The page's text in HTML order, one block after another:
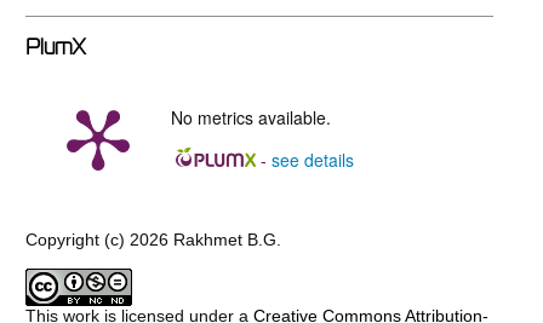
PlumX
No metrics available.
- see details
Copyright (c) 2026 Rakhmet B.G.
This work is licensed under aCreative Commons Attribution-